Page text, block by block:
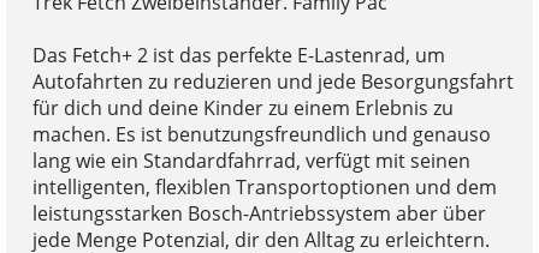
Das Fetch+ 2 ist das perfekte E-Lastenrad, um
Autofahrten zu reduzieren und jede Besorgungsfahrt
für dich und deine Kinder zu einem Erlebnis zu
machen. Es ist benutzungsfreundlich und genauso
lang wie ein Standardfahrrad, verfügt mit seinen
intelligenten, flexiblen Transportoptionen und dem
leistungsstarken Bosch-Antriebssystem aber über
jede Menge Potenzial, dir den Alltag zu erleichtern.